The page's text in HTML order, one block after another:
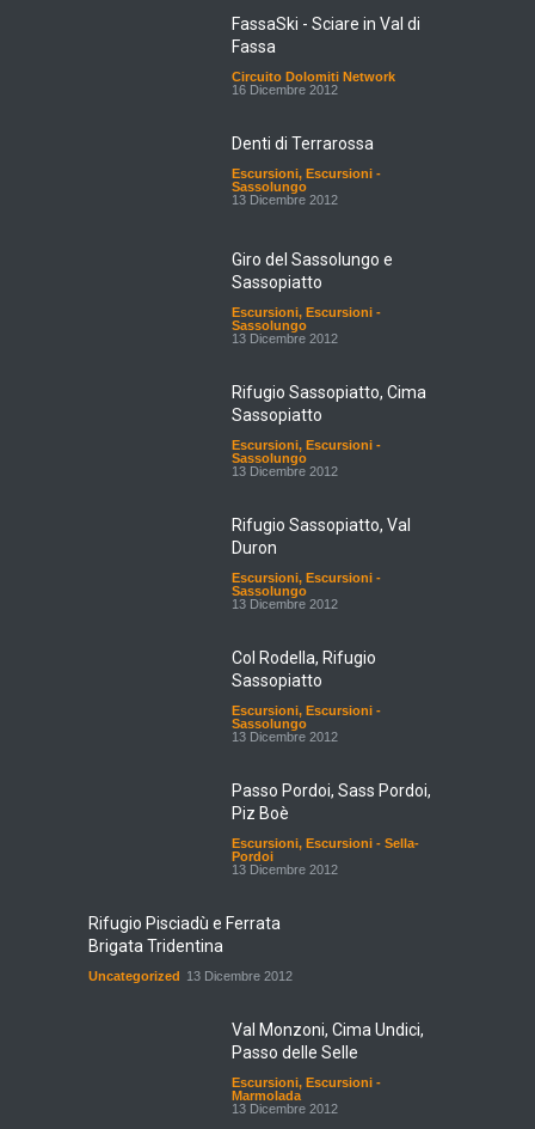
FassaSki - Sciare in Val di
Fassa
Circuito Dolomiti Network
16 Dicembre 2012
Denti di Terrarossa
Escursioni, Escursioni -
Sassolungo
13 Dicembre 2012
Giro del Sassolungo e
Sassopiatto
Escursioni, Escursioni -
Sassolungo
13 Dicembre 2012
Rifugio Sassopiatto, Cima
Sassopiatto
Escursioni, Escursioni -
Sassolungo
13 Dicembre 2012
Rifugio Sassopiatto, Val
Duron
Escursioni, Escursioni -
Sassolungo
13 Dicembre 2012
Col Rodella, Rifugio
Sassopiatto
Escursioni, Escursioni -
Sassolungo
13 Dicembre 2012
Passo Pordoi, Sass Pordoi,
Piz Boè
Escursioni, Escursioni - Sella-
Pordoi
13 Dicembre 2012
Rifugio Pisciadù e Ferrata
Brigata Tridentina
Uncategorized 13 Dicembre 2012
Val Monzoni, Cima Undici,
Passo delle Selle
Escursioni, Escursioni -
Marmolada
13 Dicembre 2012